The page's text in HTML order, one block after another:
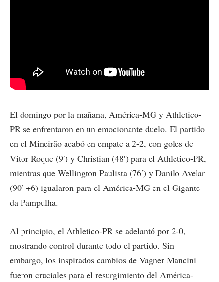
El domingo por la mañana, América-MG y Athletico-
PR se enfrentaron en un emocionante duelo. El partido
en el Mineirão acabó en empate a 2-2, con goles de
Vitor Roque (9′) y Christian (48′) para el Athletico-PR,
mientras que Wellington Paulista (76′) y Danilo Avelar
(90′ +6) igualaron para el América-MG en el Gigante
da Pampulha.
Al principio, el Athletico-PR se adelantó por 2-0,
mostrando control durante todo el partido. Sin
embargo, los inspirados cambios de Vagner Mancini
fueron cruciales para el resurgimiento del América-